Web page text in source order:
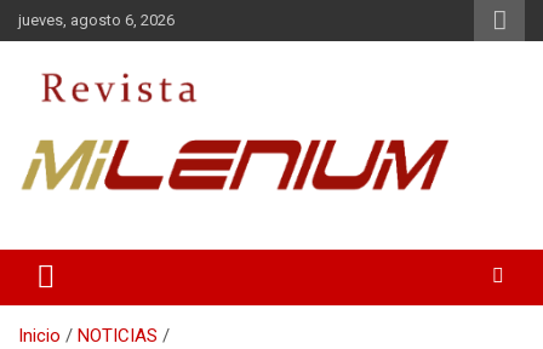
Saltar
al
jueves, agosto 6, 2026
Inicio
NOTICIAS